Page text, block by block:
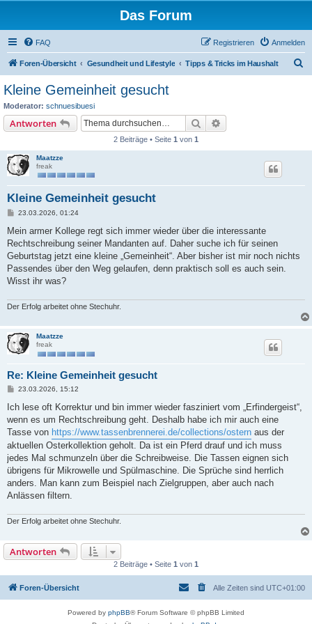
Das Forum
FAQ Anmelden
Registrieren
Foren-Übersicht Gesundheit und Lifestyle Tipps & Tricks im Haushalt
Kleine Gemeinheit gesucht
Moderator: schnuesibuesi
Antworten Suche
2 Beiträge • Seite 1 von 1
Maatzze
freak
Kleine Gemeinheit gesucht
B
i
r
a
23.03.2026, 01:24
Mein armer Kollege regt sich immer wieder über die interessante
Rechtschreibung seiner Mandanten auf. Daher suche ich für seinen
Geburtstag jetzt eine kleine „Gemeinheit“. Aber bisher ist mir noch nichts
Passendes über den Weg gelaufen, denn praktisch soll es auch sein.
Wisst ihr was?
Der Erfolg arbeitet ohne Stechuhr.
Maatzze
freak
Re: Kleine Gemeinheit gesucht
B
i
r
a
23.03.2026, 15:12
Ich lese oft Korrektur und bin immer wieder fasziniert vom „Erfindergeist“,
wenn es um Rechtschreibung geht. Deshalb habe ich mir auch eine
Tasse von https://www.tassenbrennerei.de/collections/ostern aus der
aktuellen Osterkollektion geholt. Da ist ein Pferd drauf und ich muss
jedes Mal schmunzeln über die Schreibweise. Die Tassen eignen sich
übrigens für Mikrowelle und Spülmaschine. Die Sprüche sind herrlich
anders. Man kann zum Beispiel nach Zielgruppen, aber auch nach
Anlässen filtern.
Der Erfolg arbeitet ohne Stechuhr.
Antworten
2 Beiträge • Seite 1 von 1
Foren-Übersicht Alle Zeiten sind UTC+01:00
Powered by phpBB® Forum Software © phpBB Limited